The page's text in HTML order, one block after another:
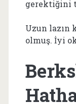
gerektiğini
Uzun lazın
olmuş. İyi